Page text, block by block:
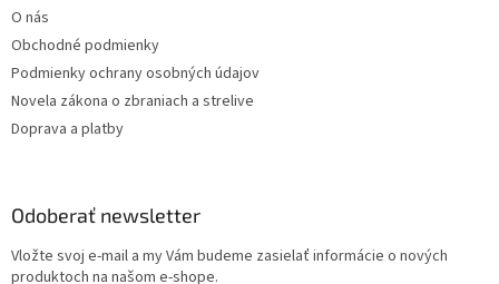
O nás
Obchodné podmienky
Podmienky ochrany osobných údajov
Novela zákona o zbraniach a strelive
Doprava a platby
Odoberať newsletter
Vložte svoj e-mail a my Vám budeme zasielať informácie o nových
produktoch na našom e-shope.